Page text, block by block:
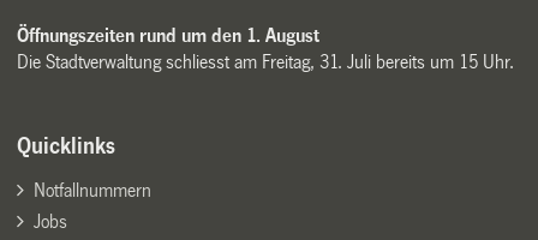
Öffnungszeiten rund um den 1. August
Die Stadtverwaltung schliesst am Freitag, 31. Juli bereits um 15 Uhr.
Quicklinks
Notfallnummern
Jobs